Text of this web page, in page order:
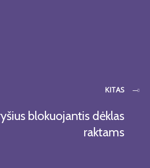
KITAS
blokuojantis dėklas
raktams